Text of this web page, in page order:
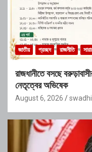
জাতীয় প্রচ্ছদ রাজনীতি
রাজধানীতে বসছে
নেতৃত্বের অভিষেক
August 6, 2026